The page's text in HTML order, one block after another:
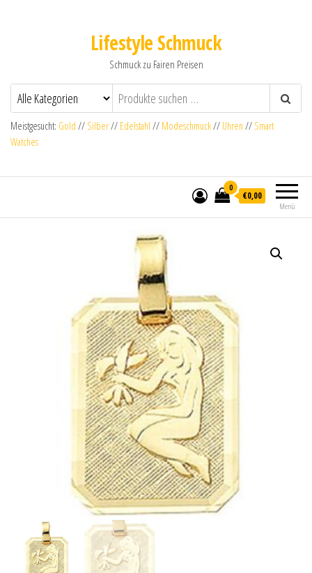
Lifestyle Schmuck
Schmuck zu Fairen Preisen
Meistgesucht: Gold // Silber// Edelstahl // Modeschmuck// Uhren // Smart
Watches
Menü
0
€0,00